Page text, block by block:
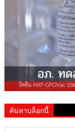
ค้นหาบล็อกนี้